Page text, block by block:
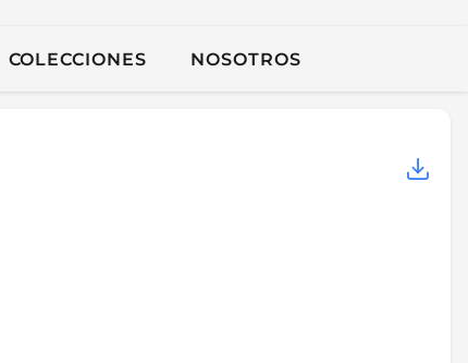
COLECCIONES NOSOTROS